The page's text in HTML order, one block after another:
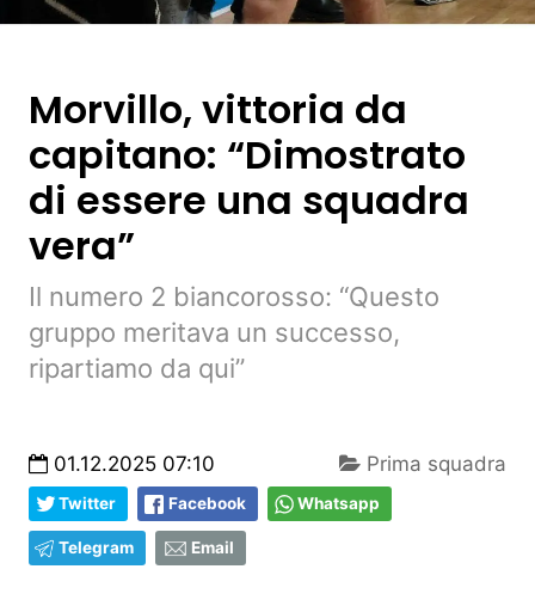
Morvillo, vittoria da
capitano: “Dimostrato
di essere una squadra
vera”
Il numero 2 biancorosso: “Questo
gruppo meritava un successo,
ripartiamo da qui”
01.12.2025 07:10 Prima squadra
Twitter Facebook Whatsapp
Telegram Email